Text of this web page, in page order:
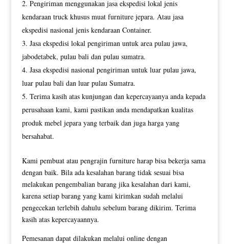
Pengiriman menggunakan jasa ekspedisi lokal jenis
kendaraan truck khusus muat furniture jepara. Atau jasa
ekspedisi nasional jenis kendaraan Container.
Jasa ekspedisi lokal pengiriman untuk area pulau jawa,
jabodetabek, pulau bali dan pulau sumatra.
Jasa ekspedisi nasional pengiriman untuk luar pulau jawa,
luar pulau bali dan luar pulau Sumatra.
Terima kasih atas kunjungan dan kepercayaanya anda kepada
perusahaan kami, kami pastikan anda mendapatkan kualitas
produk mebel jepara yang terbaik dan juga harga yang
bersahabat.
Kami pembuat atau pengrajin furniture harap bisa bekerja sama
dengan baik. Bila ada kesalahan barang tidak sesuai bisa
melakukan pengembalian barang jika kesalahan dari kami,
karena setiap barang yang kami kirimkan sudah melalui
pengecekan terlebih dahulu sebelum barang dikirim. Terima
kasih atas kepercayaannya.
Pemesanan dapat dilakukan melalui online dengan